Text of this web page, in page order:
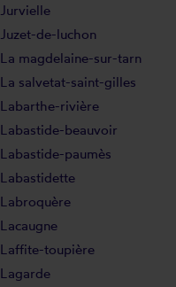
Jurvielle
Juzet-de-luchon
La magdelaine-sur-tarn
La salvetat-saint-gilles
Labarthe-rivière
Labastide-beauvoir
Labastide-paumès
Labastidette
Labroquère
Lacaugne
Laffite-toupière
Lagarde